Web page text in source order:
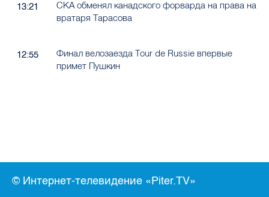
13:21
СКА обменял канадского форварда на права на
вратаря Тарасова
12:55
Финал велозаезда Tour de Russie впервые
примет Пушкин
© Интернет-телевидение «Piter.TV»